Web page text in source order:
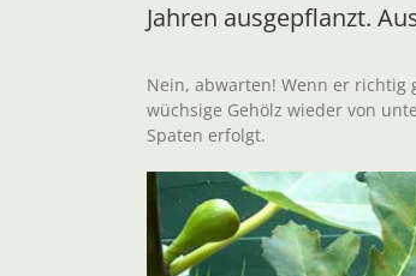
Jahren ausgepflanzt.
Nein, abwarten! Wenn er
wüchsige Gehölz wieder von
Spaten erfolgt.